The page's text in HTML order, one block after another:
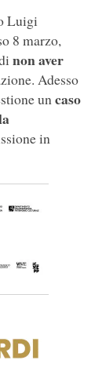
Luigi
8 marzo,
non aver
Adesso
uncaso
in